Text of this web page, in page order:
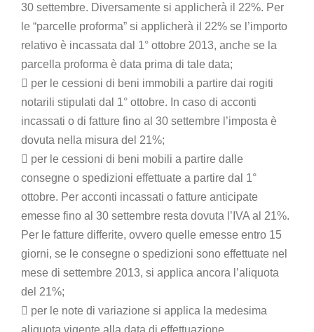
30 settembre. Diversamente si applicherà il 22%. Per
le “parcelle proforma” si applicherà il 22% se l’importo
relativo è incassata dal 1° ottobre 2013, anche se la
parcella proforma è data prima di tale data;
 per le cessioni di beni immobili a partire dai rogiti
notarili stipulati dal 1° ottobre. In caso di acconti
incassati o di fatture fino al 30 settembre l’imposta è
dovuta nella misura del 21%;
 per le cessioni di beni mobili a partire dalle
consegne o spedizioni effettuate a partire dal 1°
ottobre. Per acconti incassati o fatture anticipate
emesse fino al 30 settembre resta dovuta l’IVA al 21%.
Per le fatture differite, ovvero quelle emesse entro 15
giorni, se le consegne o spedizioni sono effettuate nel
mese di settembre 2013, si applica ancora l’aliquota
del 21%;
 per le note di variazione si applica la medesima
aliquota vigente alla data di effettuazione